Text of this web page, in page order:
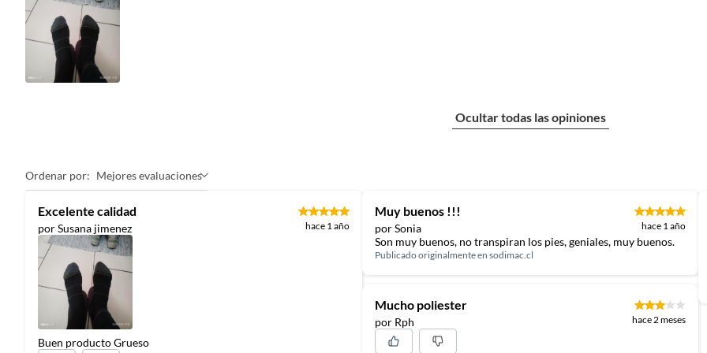
Ocultar todas las opiniones
Ordenar por: Mejores evaluaciones
Excelente calidad
por Susana jimenez hace 1 año
Buen producto Grueso
Muy buenos !!!
por Sonia hace 1 año
Son muy buenos, no transpiran los pies, geniales, muy buenos.
Publicado originalmente en sodimac.cl
Mucho poliester
por Rph hace 2 meses